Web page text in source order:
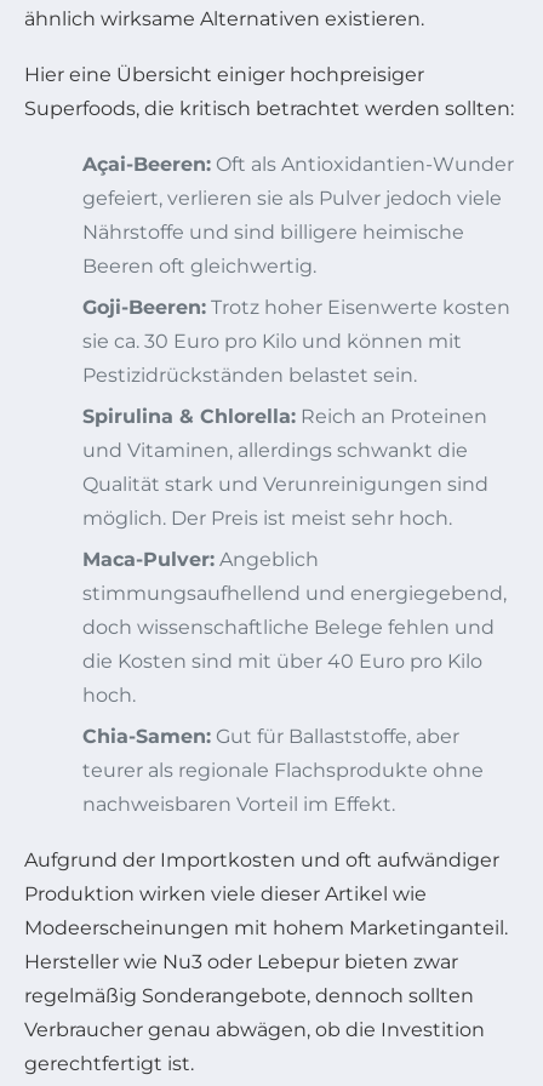
ähnlich wirksame Alternativen existieren.
Hier eine Übersicht einiger hochpreisiger
Superfoods, die kritisch betrachtet werden sollten:
Açai-Beeren: Oft als Antioxidantien-Wunder
gefeiert, verlieren sie als Pulver jedoch viele
Nährstoffe und sind billigere heimische
Beeren oft gleichwertig.
Goji-Beeren: Trotz hoher Eisenwerte kosten
sie ca. 30 Euro pro Kilo und können mit
Pestizidrückständen belastet sein.
Spirulina & Chlorella: Reich an Proteinen
und Vitaminen, allerdings schwankt die
Qualität stark und Verunreinigungen sind
möglich. Der Preis ist meist sehr hoch.
Maca-Pulver: Angeblich
stimmungsaufhellend und energiegebend,
doch wissenschaftliche Belege fehlen und
die Kosten sind mit über 40 Euro pro Kilo
hoch.
Chia-Samen: Gut für Ballaststoffe, aber
teurer als regionale Flachsprodukte ohne
nachweisbaren Vorteil im Effekt.
Aufgrund der Importkosten und oft aufwändiger
Produktion wirken viele dieser Artikel wie
Modeerscheinungen mit hohem Marketinganteil.
Hersteller wie Nu3 oder Lebepur bieten zwar
regelmäßig Sonderangebote, dennoch sollten
Verbraucher genau abwägen, ob die Investition
gerechtfertigt ist.